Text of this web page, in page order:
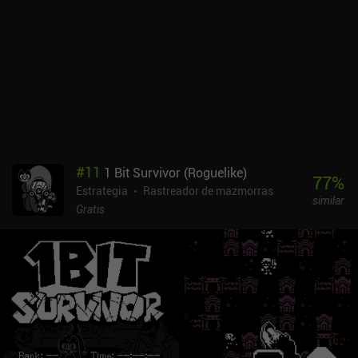
inicial. También hay un pase de batalla para acceso ilimitado a
eventos cronometrados, y anuncios incentivados para
recompensas extra.A pesar de la monetización, es fácil disfrutar
con nuevas características y eventos cronometrados que se
introducen con frecuencia. El multijugador llevaría realmente la
experiencia a un nivel completamente nuevo, pero la cantidad de
contenido para un solo jugador ya es suficiente para muchas
horas de juego.
#11 1 Bit Survivor (Roguelike)
Estrategia
Rastreador de mazmorras
Gratis
77%
similar